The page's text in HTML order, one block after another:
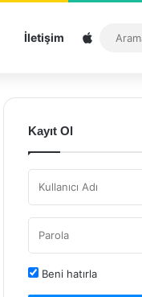
İletişim Sitemap
Kayıt Ol
Beni hatırla